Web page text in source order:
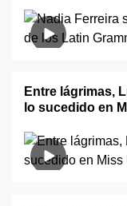
Entre lágrimas,
lo sucedido en